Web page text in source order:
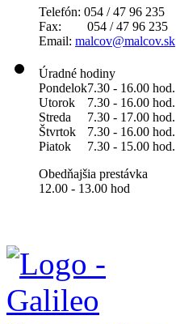
Telefón: 054 / 47 96 235
Fax: 054 / 47 96 235
Email: malcov@malcov.sk
Úradné hodiny
Pondelok7.30 - 16.00 hod.
Utorok
7.30 - 16.00 hod.
Streda
7.30 - 17.00 hod.
Štvrtok
7.30 - 16.00 hod.
Piatok
7.30 - 15.00 hod.
Obedňajšia prestávka
12.00 - 13.00 hod